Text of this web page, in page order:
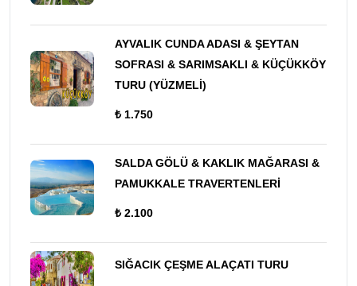
AYVALIK CUNDA ADASI & ŞEYTAN
SOFRASI & SARIMSAKLI & KÜÇÜKKÖY
TURU (YÜZMELİ)
₺ 1.750
SALDA GÖLÜ & KAKLIK MAĞARASI &
PAMUKKALE TRAVERTENLERİ
₺ 2.100
SIĞACIK ÇEŞME ALAÇATI TURU